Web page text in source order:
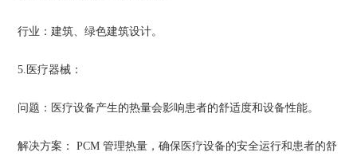
行业：建筑、绿色建筑设计。
5.医疗器械：
问题：医疗设备产生的热量会影响患者的舒适度和设备性能。
解决方案： PCM 管理热量，确保医疗设备的安全运行和患者的舒